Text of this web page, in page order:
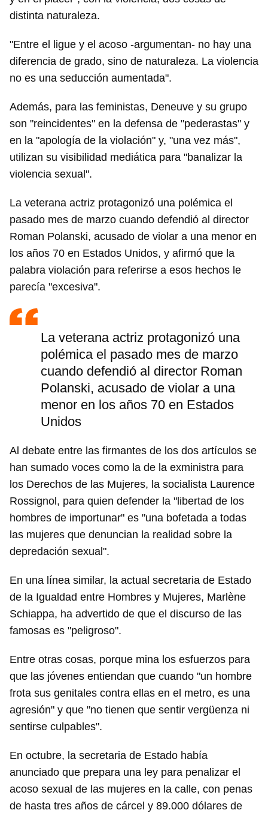
distinta naturaleza.
"Entre el ligue y el acoso -argumentan- no hay una
diferencia de grado, sino de naturaleza. La violencia
no es una seducción aumentada".
Además, para las feministas, Deneuve y su grupo
son "reincidentes" en la defensa de "pederastas" y
en la "apología de la violación" y, "una vez más",
utilizan su visibilidad mediática para "banalizar la
violencia sexual".
La veterana actriz protagonizó una polémica el
pasado mes de marzo cuando defendió al director
Roman Polanski, acusado de violar a una menor en
los años 70 en Estados Unidos, y afirmó que la
palabra violación para referirse a esos hechos le
parecía "excesiva".
La veterana actriz protagonizó una
polémica el pasado mes de marzo
cuando defendió al director Roman
Polanski, acusado de violar a una
menor en los años 70 en Estados
Unidos
Al debate entre las firmantes de los dos artículos se
han sumado voces como la de la exministra para
los Derechos de las Mujeres, la socialista Laurence
Rossignol, para quien defender la "libertad de los
hombres de importunar" es "una bofetada a todas
las mujeres que denuncian la realidad sobre la
depredación sexual".
En una línea similar, la actual secretaria de Estado
de la Igualdad entre Hombres y Mujeres, Marlène
Schiappa, ha advertido de que el discurso de las
famosas es "peligroso".
Entre otras cosas, porque mina los esfuerzos para
que las jóvenes entiendan que cuando "un hombre
frota sus genitales contra ellas en el metro, es una
agresión" y que "no tienen que sentir vergüenza ni
sentirse culpables".
En octubre, la secretaria de Estado había
anunciado que prepara una ley para penalizar el
acoso sexual de las mujeres en la calle, con penas
de hasta tres años de cárcel y 89.000 dólares de